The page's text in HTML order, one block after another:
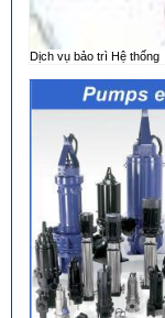
Dịch vụ bảo trì Hệ thống